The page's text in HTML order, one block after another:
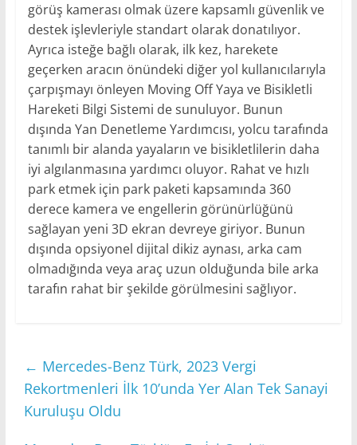
görüş kamerası olmak üzere kapsamlı güvenlik ve
destek işlevleriyle standart olarak donatılıyor.
Ayrıca isteğe bağlı olarak, ilk kez, harekete
geçerken aracın önündeki diğer yol kullanıcılarıyla
çarpışmayı önleyen Moving Off Yaya ve Bisikletli
Hareketi Bilgi Sistemi de sunuluyor. Bunun
dışında Yan Denetleme Yardımcısı, yolcu tarafında
tanımlı bir alanda yayaların ve bisikletlilerin daha
iyi algılanmasına yardımcı oluyor. Rahat ve hızlı
park etmek için park paketi kapsamında 360
derece kamera ve engellerin görünürlüğünü
sağlayan yeni 3D ekran devreye giriyor. Bunun
dışında opsiyonel dijital dikiz aynası, arka cam
olmadığında veya araç uzun olduğunda bile arka
tarafın rahat bir şekilde görülmesini sağlıyor.
← Mercedes-Benz Türk, 2023 Vergi
Rekortmenleri İlk 10’unda Yer Alan Tek Sanayi
Kuruluşu Oldu